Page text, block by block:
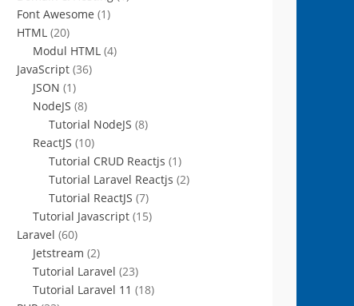
Font Awesome (1)
HTML (20)
Modul HTML (4)
JavaScript (36)
JSON (1)
NodeJS (8)
Tutorial NodeJS (8)
ReactJS (10)
Tutorial CRUD Reactjs (1)
Tutorial Laravel Reactjs (2)
Tutorial ReactJS (7)
Tutorial Javascript (15)
Laravel (60)
Jetstream (2)
Tutorial Laravel (23)
Tutorial Laravel 11 (18)